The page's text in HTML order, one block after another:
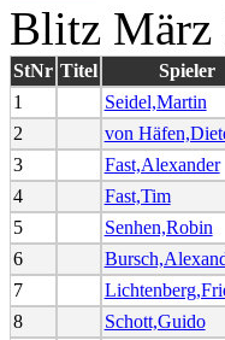
Blitz März
StNr Titel Spieler
1
Seidel,Martin
2
von
3
Fast,Alexander
4
Fast,Tim
5
Senhen,Robin
6
7
8
Schott,Guido